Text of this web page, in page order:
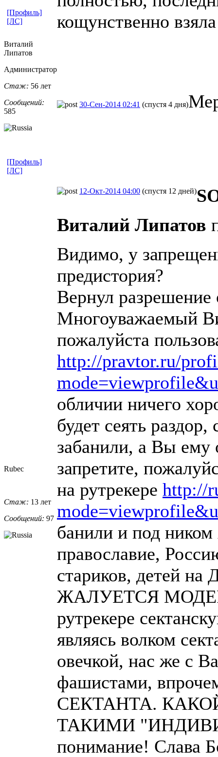
кощунственно
[Профиль]
[ЛС]
Виталий
Липатов
Администратор
Стаж: 56 лет
Сообщений:
585
30-Сен-2014 02:41 (спустя 4 дня)
[Профиль]
[ЛС]
Rubec
Стаж: 13 лет
Сообщений: 97
12-Окт-2014 04:00 (спустя 12 дней)
Виталий Липатов
Видимо, у
предистория?
Вернул
Многоуважаемый
пожалуйста
http://pravtor.ru/
обличии ничего
будет сеять
забанили, а Вы ему
запретите,
на рутрекере http://
банили и под
православие,
стариков, детей на
ЖАЛУЕТСЯ
рутрекере
являясь волком
овечкой, нас же с
фашистами,
СЕКТАНТА.
ТАКИМИ
понимание! Слава